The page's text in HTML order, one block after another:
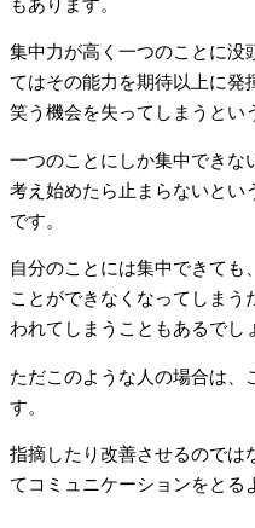
もあります。
集中力が高く一つのことに没
てはその能力を期待以上に発
笑う機会を失ってしまうとい
一つのことにしか集中できな
考え始めたら止まらないとい
です。
自分のことには集中できても
ことができなくなってしまう
われてしまうこともあるでし
ただこのような人の場合は、
す。
指摘したり改善させるのでは
てコミュニケーションをとる